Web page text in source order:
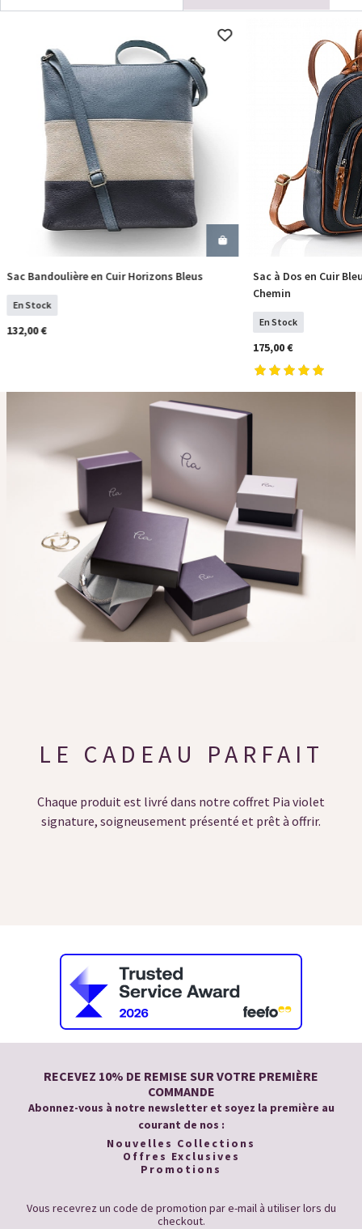
COMMANDER
Sac Bandoulière en Cuir Horizons Bleus
En Stock
132,00 €
Sac à Dos en Cuir
Chemin
En Stock
175,00 €
LE CADEAU PARFAIT
Chaque produit est livré dans notre coffret Pia violet
signature, soigneusement présenté et prêt à offrir.
RECEVEZ 10% DE REMISE SUR VOTRE PREMIÈRE
COMMANDE
Abonnez-vous à notre newsletter et soyez la première au
courant de nos :
Nouvelles Collections
Offres Exclusives
Promotions
Vous recevrez un code de promotion par e-mail à utiliser lors du
checkout.